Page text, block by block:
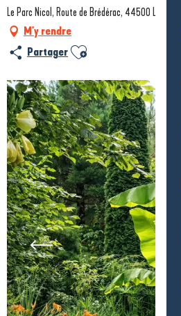
Le Parc Nicol, Route de Brédérac, 44500 La
M'y rendre
Partager Ajouter aux favoris